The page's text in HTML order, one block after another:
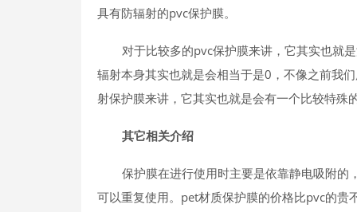
具有防辐射的pvc保护膜。
对于比较多的pvc保护膜来讲，它其实也就
辐射本身其实也就是会相当于是0，不像之前我
射保护膜来讲，它其实也就是会有一个比较特
其它相关介绍
保护膜在进行使用时主要是依靠静电吸附
可以重复使用。pet材质保护膜的价格比pvc的